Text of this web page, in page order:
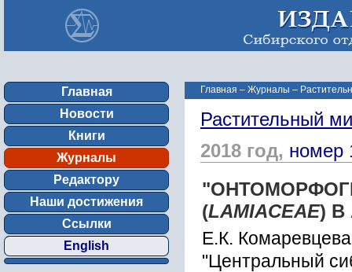
Главная
Новости
Книги
Журналы
Редактору
Наши достижения
Ссылки
English
Главная – Журналы –
Растительный
2018 год, номер
(LAMIACEAE) В
Е.К.
"Центральный